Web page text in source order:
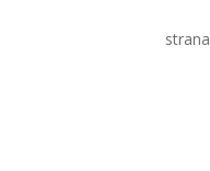
strana